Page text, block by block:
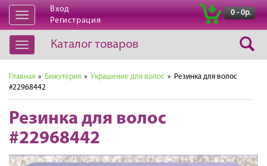
Открыть
навигацию
Вход
Регистрация
0 - 0р.
Открыть
навигацию
Каталог товаров
Главная » Бижутерия » Украшение для волос » Резинка для волос
#22968442
Резинка для волос
#22968442